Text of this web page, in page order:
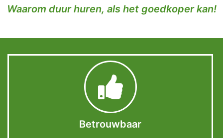
Waarom duur huren, als het goedkoper kan!
Betrouwbaar